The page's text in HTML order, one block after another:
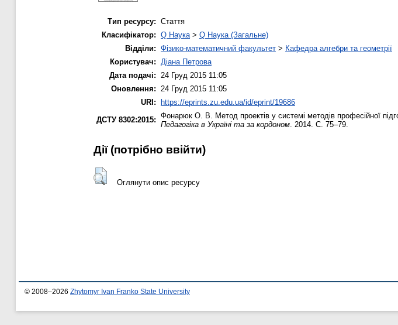
Тип ресурсу: Стаття
Класифікатор: Q Наука> Q Наука (Загальне)
Відділи: Фізико-математичний факультет > Кафедра алгебри та геометрії
Користувач: Діана Петрова
Дата подачі: 24 Груд 2015 11:05
Оновлення: 24 Груд 2015 11:05
URI:
https://eprints.zu.edu.ua/id/eprint/19686
ДСТУ 8302:2015: Фонарюк О. В. Метод проектів у системі методів професійної
Педагогіка в Україні та за кордоном. 2014. С. 75–79.
Дії ​​(потрібно ввійти)
Оглянути опис ресурсу
© 2008–2026 Zhytomyr Ivan Franko State University